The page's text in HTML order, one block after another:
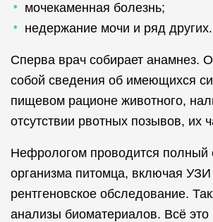
мочекаменная болезнь;
недержание мочи и ряд других.
Сперва врач собирает анамнез.
собой сведения об имеющихся
пищевом рационе животного,
отсутствии рвотных позывов, их
Нефрологом проводится полный
организма питомца, включая УЗИ
рентгеновское обследование.
анализы биоматериалов. Всё это